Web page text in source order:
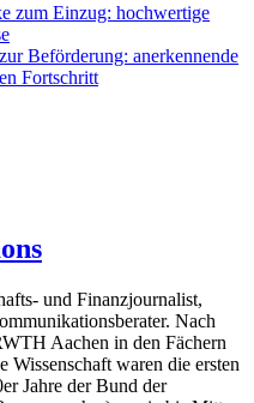
zum Einzug: hochwertige
Beförderung: anerkennende
Fortschritt
und Finanzjournalist,
Nach
Aachen in den Fächern
waren die ersten
Jahre der Bund der